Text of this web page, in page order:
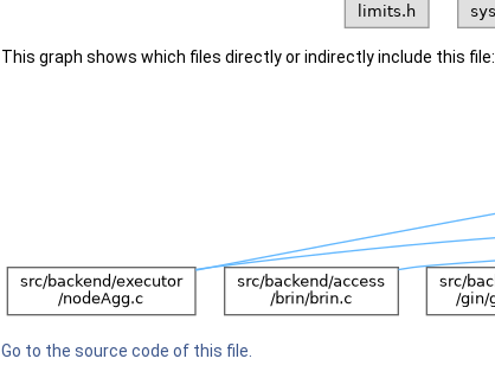
This graph shows which files directly or indirectly include this file:
Go to the source code of this file.